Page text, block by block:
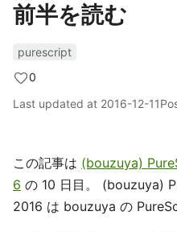
前半を読む
purescript
0
Last updated at 2016-12-11
この記事は (bouzuya)
6 の 10 日目。 (bouzuya)
2016 は bouzuya の